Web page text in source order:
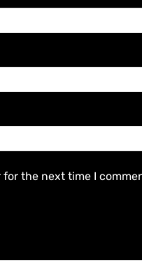
the next time I